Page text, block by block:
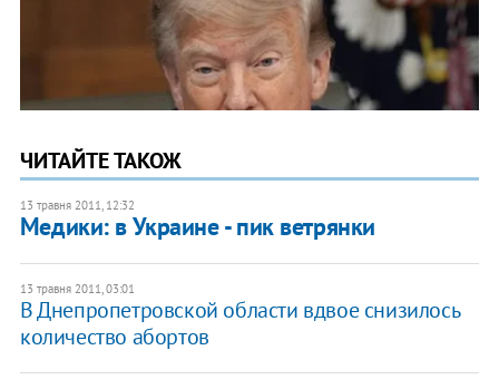
ЧИТАЙТЕ ТАКОЖ
13 травня 2011, 12:32
Медики: в Украине - пик ветрянки
13 травня 2011, 03:01
В Днепропетровской области вдвое снизилось
количество абортов